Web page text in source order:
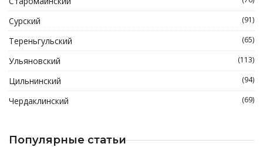
Сурский (91)
Тереньгульский (65)
Ульяновский (113)
Цильнинский (94)
Чердаклинский (69)
Популярные статьи